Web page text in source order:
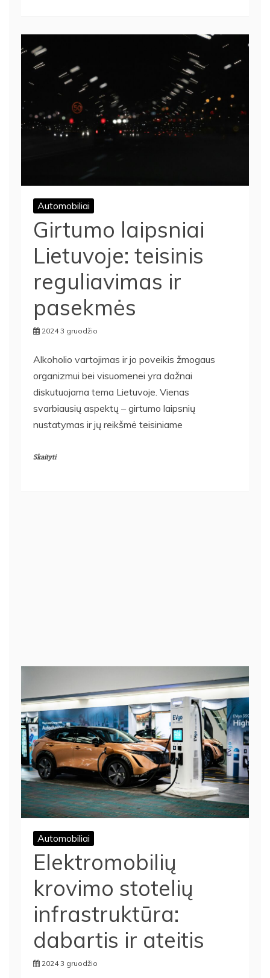
Automobiliai
Girtumo laipsniai
Lietuvoje: teisinis
reguliavimas ir
pasekmės
2024 3 gruodžio
Alkoholio vartojimas ir jo poveikis žmogaus
organizmui bei visuomenei yra dažnai
diskutuojama tema Lietuvoje. Vienas
svarbiausių aspektų – girtumo laipsnių
nustatymas ir jų reikšmė teisiniame
Skaityti
Automobiliai
Elektromobilių
krovimo stotelių
infrastruktūra:
dabartis ir ateitis
2024 3 gruodžio